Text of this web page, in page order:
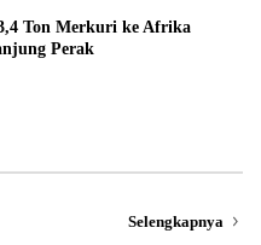
Ton Merkuri ke Afrika
Perak
Selengkapnya